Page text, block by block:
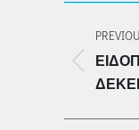
post: